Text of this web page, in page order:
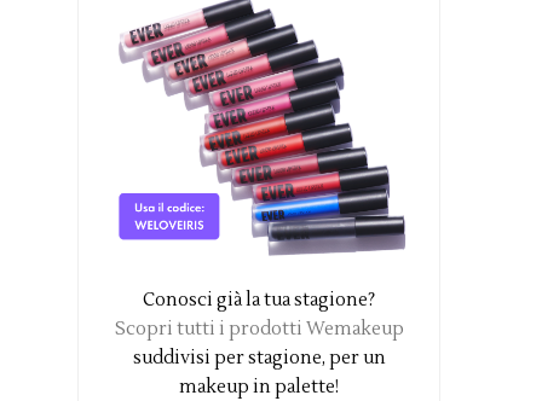
Conosci già la tua stagione?
Scopri tutti i prodotti Wemakeup
suddivisi per stagione, per un
makeup in palette!